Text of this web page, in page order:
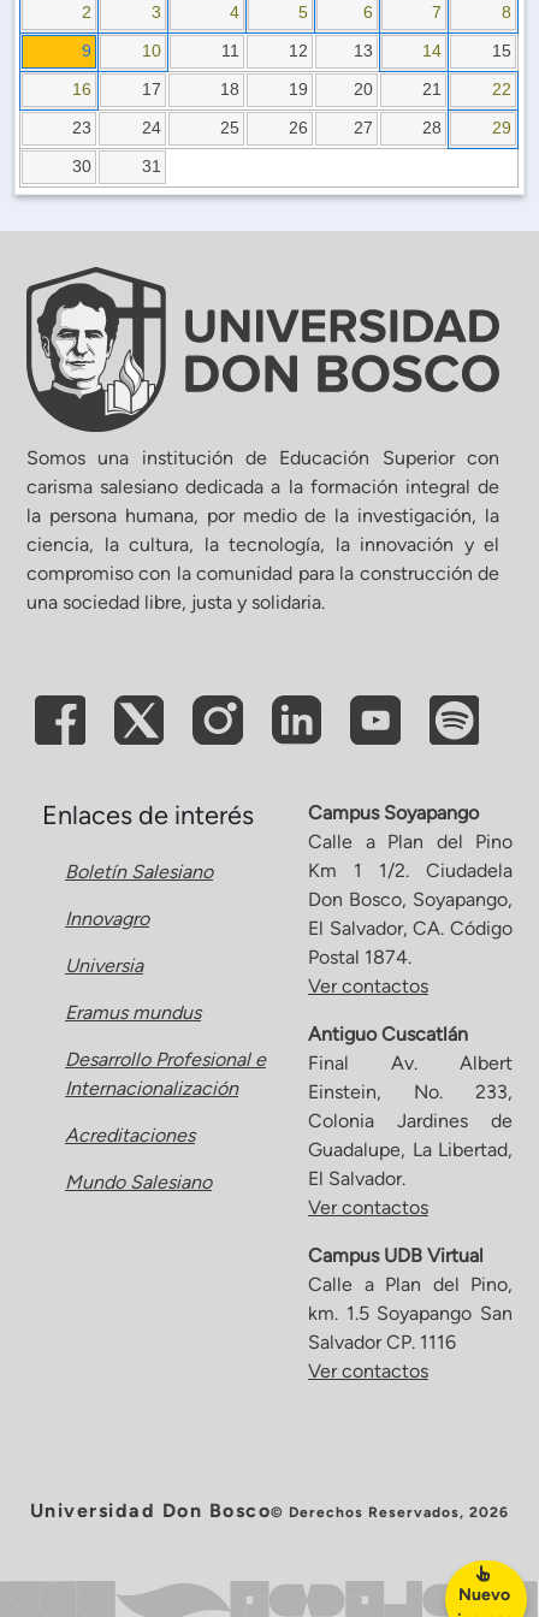
Capacitación Institucional
Estructura organizativa
Académica
Secretaría General
de Gestión Institucional
de Administración y Finanzas
Calidad Académica
Políticas institucionales
Acreditaciones
Boletín de noticias
Publicaciones
2
3 4 5 6 7
8
9
10 11 12 13 14
15
16
17 18 19 20 21
22
23
24 25 26 27 28
29
30
31
Nuevo
Somos una institución de Educación Superior con
carisma salesiano dedicada a la formación integral de
la persona humana, por medio de la investigación, la
ciencia, la cultura, la tecnología, la innovación y el
compromiso con la comunidad para la construcción de
una sociedad libre, justa y solidaria.
Enlaces de interés
Boletín Salesiano
Innovagro
Universia
Eramus mundus
Desarrollo Profesional e
Internacionalización
Acreditaciones
Mundo Salesiano
Campus Soyapango
Calle a Plan del Pino
Km 1 1/2. Ciudadela
Don Bosco, Soyapango,
El Salvador, CA. Código
Postal 1874.
Ver contactos
Antiguo Cuscatlán
Final Av. Albert
Einstein, No. 233,
Colonia Jardines de
Guadalupe, La Libertad,
El Salvador.
Ver contactos
Campus UDB Virtual
Calle a Plan del Pino,
km. 1.5 Soyapango San
Salvador CP. 1116
Ver contactos
Universidad Don Bosco© Derechos Reservados, 2026